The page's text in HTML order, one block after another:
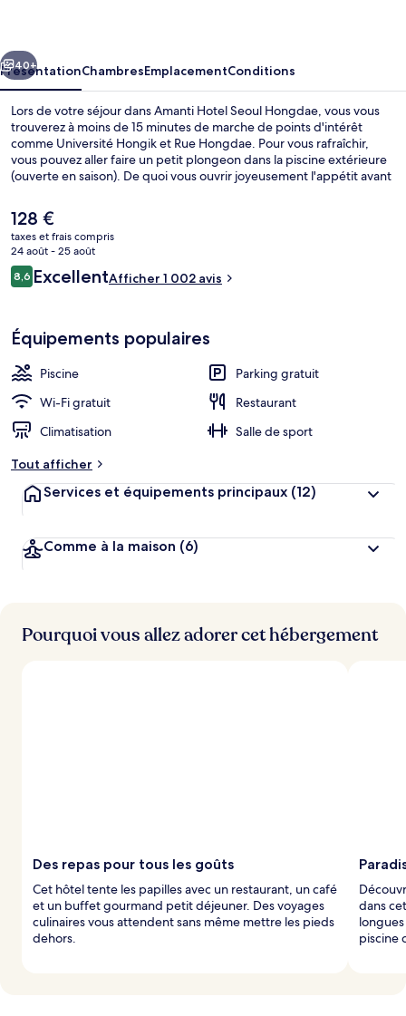
Suivant
40+
PrésentationChambresEmplacementConditions
Lors de votre séjour dans Amanti Hotel Seoul Hongdae, vous vous
trouverez à moins de 15 minutes de marche de points d'intérêt
comme Université Hongik et Rue Hongdae. Pour vous rafraîchir,
vous pouvez aller faire un petit plongeon dans la piscine extérieure
(ouverte en saison). De quoi vous ouvrir joyeusement l'appétit avant
vous sert le petit déjeuner. Parmi les avantages offerts par cet
hébergement : un bar en bord de piscine, une salle de fitness et un
jardin. Les autres voyageurs ne tarissent pas d'éloges en ce qui
concerne le personnel attentionné et la présentation générale.
L'hébergement se situe à une très courte distance à pied des
transports publics : Station Hongik University se trouve à 7 min et
Le
prix
actuel
est
de
128 €
taxes et frais compris
24 août - 25 août
Avis
voyageurs
8,68,6 sur 10
ExcellentAfficher 1 002 avis
Équipements populaires
Piscine
Parking gratuit
Wi-Fi gratuit
Restaurant
Climatisation
Salle de sport
Tout afficher
Services et équipements principaux (12)
Comme à la maison (6)
Pourquoi vous allez adorer cet hébergement
Des repas pour tous les goûts
Cet hôtel tente les papilles avec un restaurant, un café
et un buffet gourmand petit déjeuner. Des voyages
culinaires vous attendent sans même mettre les pieds
dehors.
dans
piscine